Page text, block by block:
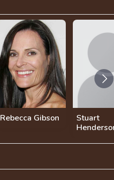
Rebecca Gibson
Stuart